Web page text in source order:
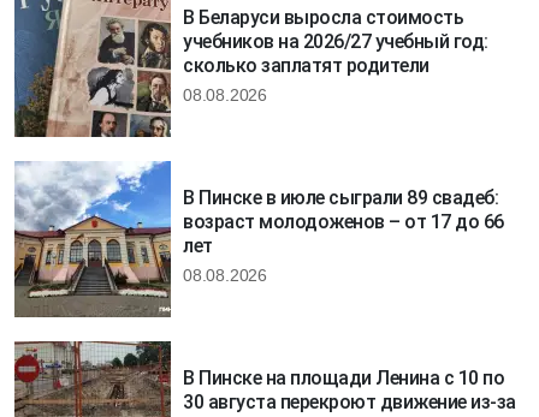
В Беларуси выросла стоимость
учебников на 2026/27 учебный год:
сколько заплатят родители
08.08.2026
В Пинске в июле сыграли 89 свадеб:
возраст молодоженов – от 17 до 66
лет
08.08.2026
В Пинске на площади Ленина с 10 по
30 августа перекроют движение из-за